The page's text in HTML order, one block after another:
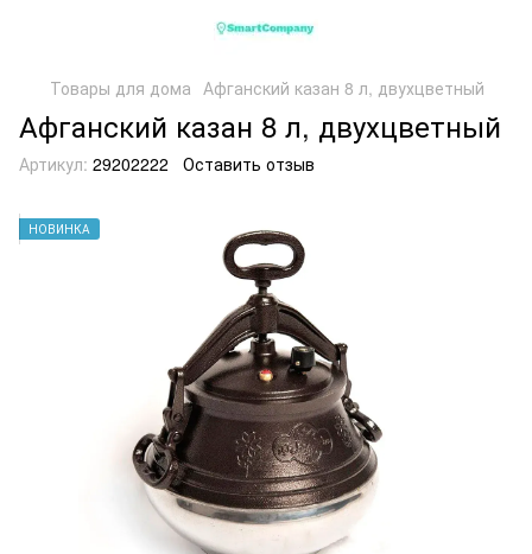
Товары для дома Афганский казан 8 л, двухцветный
Афганский казан 8 л, двухцветный
Артикул: 29202222 Оставить отзыв
НОВИНКА